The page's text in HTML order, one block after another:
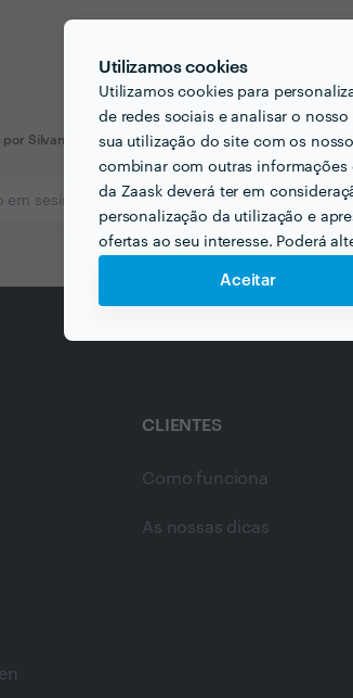
Utilizamos cookies
Utilizamos cookies para
de redes sociais e analisar o
sua utilização do site com os
combinar com outras informações
da Zaask deverá ter em
personalização da utilização e
ofertas ao seu interesse. Poderá
Aceitar
por Silvana Faustino
sesimbra
CLIENTES
Como funciona
As nossas dicas